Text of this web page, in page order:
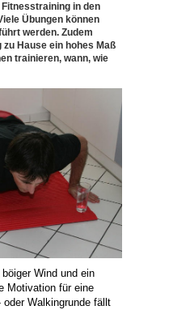
in den
Übungen können
werden. Zudem
Hause ein hohes Maß
trainieren, wann, wie
Wind und ein
Motivation für eine
Walkingrunde fällt